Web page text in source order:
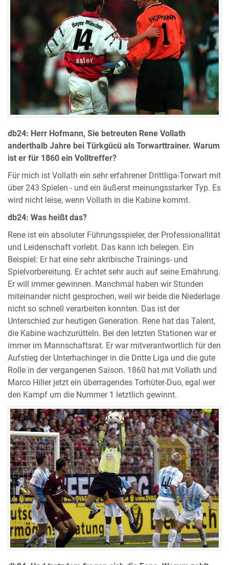
db24: Herr Hofmann, Sie betreuten Rene Vollath
anderthalb Jahre bei Türkgücü als Torwarttrainer. Warum
ist er für 1860 ein Volltreffer?
Für mich ist Vollath ein sehr erfahrener Drittliga-Torwart mit
über 243 Spielen - und ein äußerst meinungsstarker Typ. Es
wird nicht leise, wenn Vollath in die Kabine kommt.
db24: Was heißt das?
Rene ist ein absoluter Führungsspieler, der Professionallität
und Leidenschaft vorlebt. Das kann ich belegen. Ein
Beispiel: Er hat eine sehr akribische Trainings- und
Spielvorbereitung. Er achtet sehr auch auf seine Ernährung.
Er will immer gewinnen. Manchmal haben wir Stunden
miteinander nicht gesprochen, weil wir beide die Niederlage
nicht so schnell verarbeiten konnten. Das ist der
Unterschied zur heutigen Generation. Rene hat das Talent,
die Kabine wachzurütteln. Bei den letzten Stationen war er
immer im Mannschaftsrat. Er war mitverantwortlich für den
Aufstieg der Unterhachinger in die Dritte Liga und die gute
Rolle in der vergangenen Saison. 1860 hat mit Vollath und
Marco Hiller jetzt ein überragendes Torhüter-Duo, egal wer
den Kampf um die Nummer 1 letztlich gewinnt.